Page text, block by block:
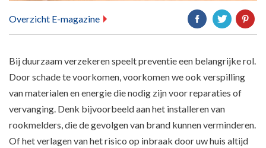
Overzicht E-magazine
Bij duurzaam verzekeren speelt preventie een belangrijke rol.
Door schade te voorkomen, voorkomen we ook verspilling
van materialen en energie die nodig zijn voor reparaties of
vervanging. Denk bijvoorbeeld aan het installeren van
rookmelders, die de gevolgen van brand kunnen verminderen.
Of het verlagen van het risico op inbraak door uw huis altijd